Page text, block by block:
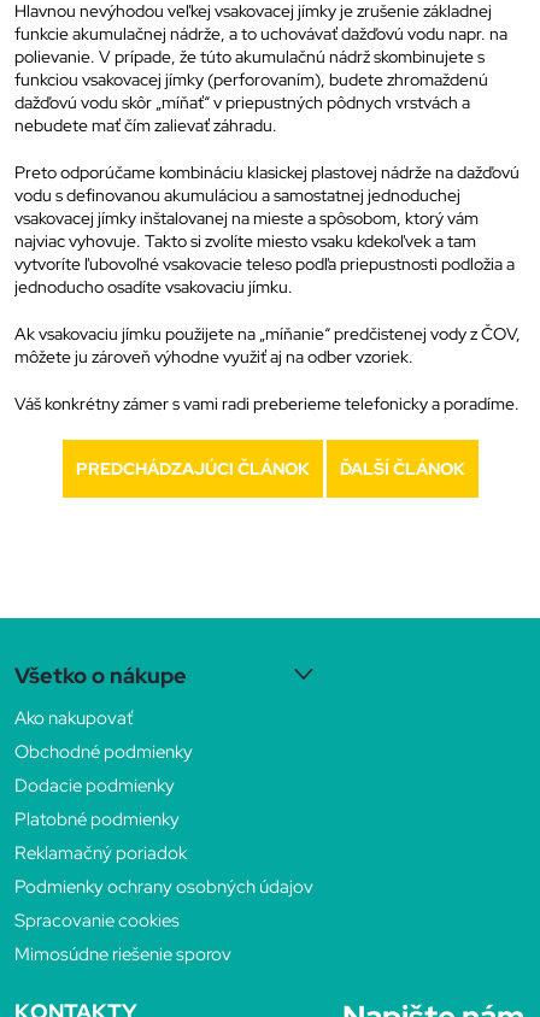
Hlavnou nevýhodou veľkej vsakovacej jímky je zrušenie základnej
funkcie akumulačnej nádrže, a to uchovávať dažďovú vodu napr. na
polievanie. V prípade, že túto akumulačnú nádrž skombinujete s
funkciou vsakovacej jímky (perforovaním), budete zhromaždenú
dažďovú vodu skôr „míňať“ v priepustných pôdnych vrstvách a
nebudete mať čím zalievať záhradu.
Preto odporúčame kombináciu klasickej plastovej nádrže na dažďovú
vodu s definovanou akumuláciou a samostatnej jednoduchej
vsakovacej jímky inštalovanej na mieste a spôsobom, ktorý vám
najviac vyhovuje. Takto si zvolíte miesto vsaku kdekoľvek a tam
vytvoríte ľubovoľné vsakovacie teleso podľa priepustnosti podložia a
jednoducho osadíte vsakovaciu jímku.
Ak vsakovaciu jímku použijete na „míňanie“ predčistenej vody z ČOV,
môžete ju zároveň výhodne využiť aj na odber vzoriek.
Váš konkrétny zámer s vami radi preberieme telefonicky a poradíme.
PREDCHÁDZAJÚCI ČLÁNOK ĎALŠÍ ČLÁNOK
á
p
ä
t
Všetko o nákupe
Ako nakupovať
Obchodné podmienky
Dodacie podmienky
Platobné podmienky
Reklamačný poriadok
Podmienky ochrany osobných údajov
Spracovanie cookies
Mimosúdne riešenie sporov